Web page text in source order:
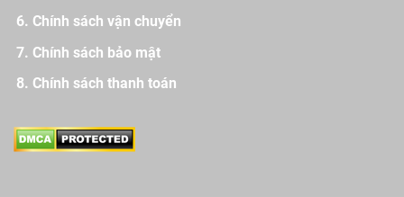
Chính sách vận chuyển
Chính sách bảo mật
Chính sách thanh toán